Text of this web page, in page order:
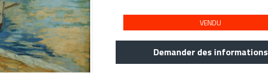
VENDU
Demander des informations